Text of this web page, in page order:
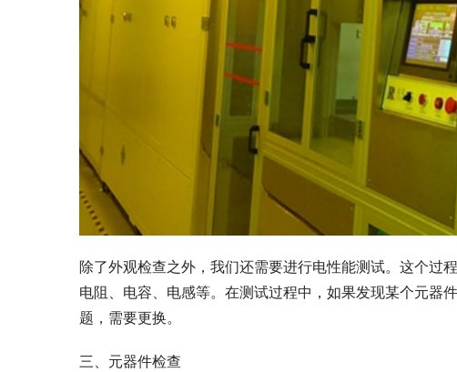
除了外观检查之外，我们还需要进行电性能测试。这个过
电阻、电容、电感等。在测试过程中，如果发现某个元器
题，需要更换。
三、元器件检查